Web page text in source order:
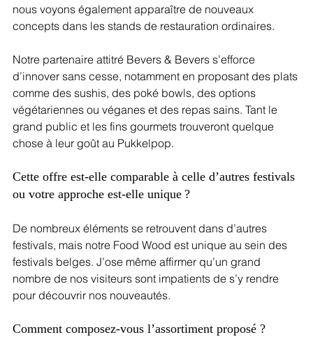
nous voyons également apparaître de nouveaux
concepts dans les stands de restauration ordinaires.
Notre partenaire attitré Bevers & Bevers s’efforce
d’innover sans cesse, notamment en proposant des plats
comme des sushis, des poké bowls, des options
végétariennes ou véganes et des repas sains. Tant le
grand public et les fins gourmets trouveront quelque
chose à leur goût au Pukkelpop.
Cette offre est-elle comparable à celle d’autres festivals
ou votre approche est-elle unique ?
De nombreux éléments se retrouvent dans d’autres
festivals, mais notre Food Wood est unique au sein des
festivals belges. J’ose même affirmer qu’un grand
nombre de nos visiteurs sont impatients de s’y rendre
pour découvrir nos nouveautés.
Comment composez-vous l’assortiment proposé ?